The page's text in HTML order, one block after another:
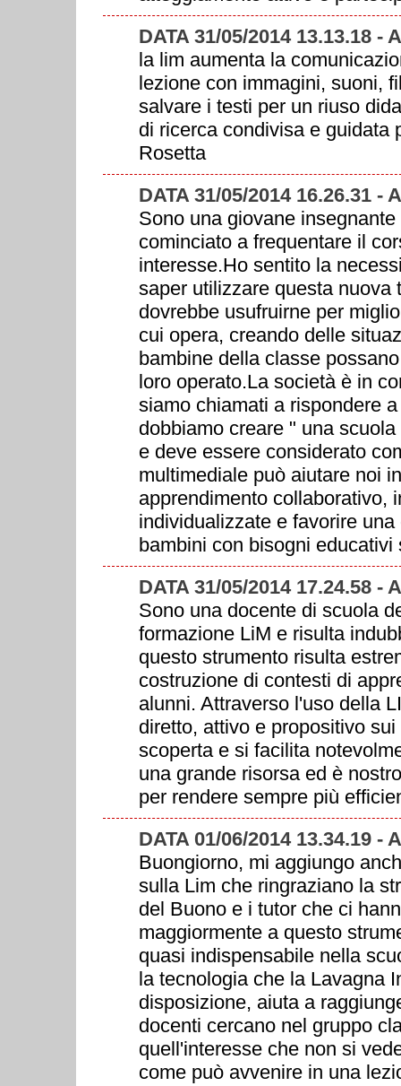
DATA 31/05/2014 13.13.18 -
la lim aumenta la
lezione con immagini, suoni,
salvare i testi per un riuso
di ricerca condivisa e guidata
Rosetta
DATA 31/05/2014 16.26.31 -
Sono una giovane
cominciato a frequentare il
interesse.Ho sentito la
saper utilizzare questa
dovrebbe usufruirne per
cui opera, creando delle
bambine della classe
loro operato.La società è in
siamo chiamati a rispondere
dobbiamo creare " una
e deve essere considerato
multimediale può aiutare noi
apprendimento collaborativo,
individualizzate e favorire
bambini con bisogni educativi
DATA 31/05/2014 17.24.58
Sono una docente di scuola
formazione LiM e risulta
questo strumento risulta
costruzione di contesti di
alunni. Attraverso l'uso della
diretto, attivo e propositivo
scoperta e si facilita
una grande risorsa ed è
per rendere sempre più
DATA 01/06/2014 13.34.19 -
Buongiorno, mi aggiungo
sulla Lim che ringraziano la
del Buono e i tutor che ci
maggiormente a questo
quasi indispensabile nella
la tecnologia che la Lavagna
disposizione, aiuta a
docenti cercano nel gruppo
quell'interesse che non si
come può avvenire in una